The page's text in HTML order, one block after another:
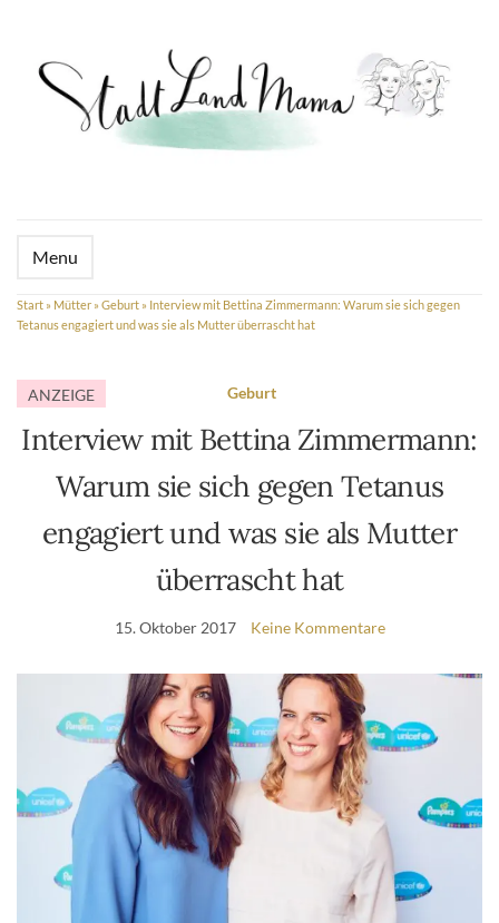
Menu
Start » Mütter » Geburt » Interview mit Bettina Zimmermann: Warum sie sich gegen
Tetanus engagiert und was sie als Mutter überrascht hat
ANZEIGE Geburt
Interview mit Bettina Zimmermann:
Warum sie sich gegen Tetanus
engagiert und was sie als Mutter
überrascht hat
15. Oktober 2017 Keine Kommentare